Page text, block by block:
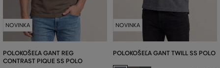
NOVINKA
POLOKOŠEĽA GANT REG
CONTRAST PIQUE SS POLO
NOVINKA
POLOKOŠEĽA GANT TWILL SS POLO